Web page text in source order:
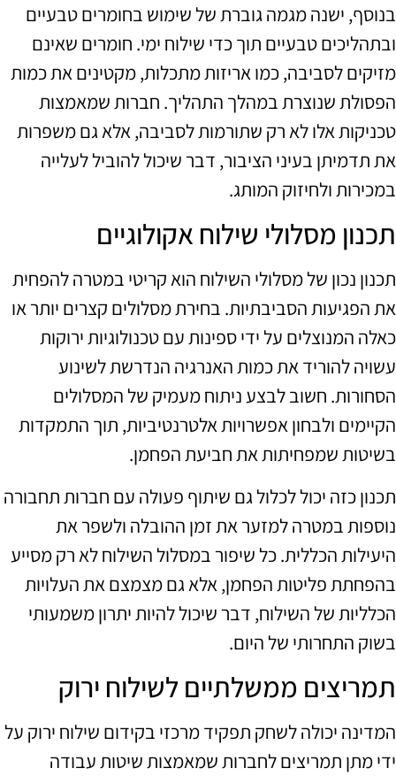
בנוסף, ישנה מגמה גוברת של שימוש בחומרים טבעיים
ובתהליכים טבעיים תוך כדי שילוח ימי. חומרים שאינם
מזיקים לסביבה, כמו אריזות מתכלות, מקטינים את כמות
הפסולת שנוצרת במהלך התהליך. חברות שמאמצות
טכניקות אלו לא רק שתורמות לסביבה, אלא גם משפרות
את תדמיתן בעיני הציבור, דבר שיכול להוביל לעלייה
במכירות ולחיזוק המותג.
תכנון מסלולי שילוח אקולוגיים
תכנון נכון של מסלולי השילוח הוא קריטי במטרה להפחית
את הפגיעות הסביבתיות. בחירת מסלולים קצרים יותר או
כאלה המנוצלים על ידי ספינות עם טכנולוגיות ירוקות
עשויה להוריד את כמות האנרגיה הנדרשת לשינוע
הסחורות. חשוב לבצע ניתוח מעמיק של המסלולים
הקיימים ולבחון אפשרויות אלטרנטיביות, תוך התמקדות
בשיטות שמפחיתות את חביעת הפחמן.
תכנון כזה יכול לכלול גם שיתוף פעולה עם חברות תחבורה
נוספות במטרה למזער את זמן ההובלה ולשפר את
היעילות הכללית. כל שיפור במסלול השילוח לא רק מסייע
בהפחתת פליטות הפחמן, אלא גם מצמצם את העלויות
הכלליות של השילוח, דבר שיכול להיות יתרון משמעותי
בשוק התחרותי של היום.
תמריצים ממשלתיים לשילוח ירוק
המדינה יכולה לשחק תפקיד מרכזי בקידום שילוח ירוק על
ידי מתן תמריצים לחברות שמאמצות שיטות עבודה